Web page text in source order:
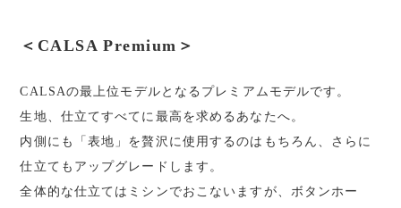
＜CALSA Premium＞
CALSAの最上位モデルとなるプレミアムモデルです。
生地、仕立てすべてに最高を求めるあなたへ。
内側にも「表地」を贅沢に使用するのはもちろん、さらに
仕立てもアップグレードします。
全体的な仕立てはミシンでおこないますが、ボタンホー